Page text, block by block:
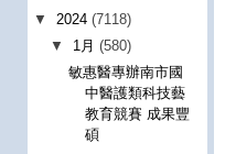
▼ 2024 (7118)
▼ 1月(580)
敏惠醫專辦南市國
中醫護類科技藝
教育競賽 成果豐
碩